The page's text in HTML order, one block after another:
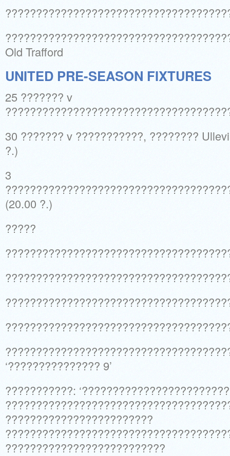
Old Trafford
UNITED PRE-SEASON FIXTURES
25 ??????? v
30 ??????? v ???????????, ????????
?.)
3
(20.00 ?.)
?????
‘??????????????? 9’
???????????:
????????????????????????
??????????????????????????